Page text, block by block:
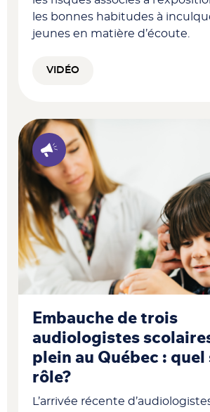
les bonnes habitudes à
jeunes en matière d’écoute.
VIDÉO
Embauche de trois
audiologistes
plein au Québec : quel
rôle?
L’arrivée récente